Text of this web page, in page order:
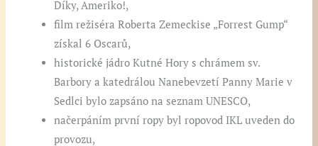
Díky, Ameriko!,
film režiséra Roberta Zemeckise „Forrest Gump“
získal 6 Oscarů,
historické jádro Kutné Hory s chrámem sv.
Barbory a katedrálou Nanebevzetí Panny Marie v
Sedlci bylo zapsáno na seznam UNESCO,
načerpáním první ropy byl ropovod IKL uveden do
provozu,